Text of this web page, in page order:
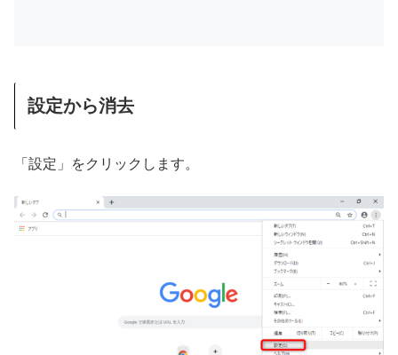
設定から消去
「設定」をクリックします。